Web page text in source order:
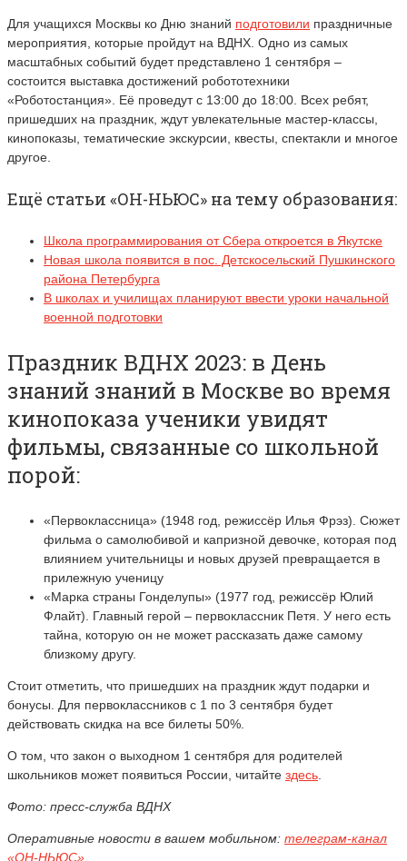
Для учащихся Москвы ко Дню знаний подготовили праздничные
мероприятия, которые пройдут на ВДНХ. Одно из самых
масштабных событий будет представлено 1 сентября –
состоится выставка достижений робототехники
«Роботостанция». Её проведут с 13:00 до 18:00. Всех ребят,
пришедших на праздник, ждут увлекательные мастер-классы,
кинопоказы, тематические экскурсии, квесты, спектакли и многое
другое.
Ещё статьи «ОН-НЬЮС» на тему образования:
Школа программирования от Сбера откроется в Якутске
Новая школа появится в пос. Детскосельский Пушкинского
района Петербурга
В школах и училищах планируют ввести уроки начальной
военной подготовки
Праздник ВДНХ 2023: в День
знаний знаний в Москве во время
кинопоказа ученики увидят
фильмы, связанные со школьной
порой:
«Первоклассница» (1948 год, режиссёр Илья Фрэз). Сюжет
фильма о самолюбивой и капризной девочке, которая под
влиянием учительницы и новых друзей превращается в
прилежную ученицу
«Марка страны Гонделупы» (1977 год, режиссёр Юлий
Флайт). Главный герой – первоклассник Петя. У него есть
тайна, которую он не может рассказать даже самому
близкому другу.
Стоит отметить, что пришедших на праздник ждут подарки и
бонусы. Для первоклассников с 1 по 3 сентября будет
действовать скидка на все билеты 50%.
О том, что закон о выходном 1 сентября для родителей
школьников может появиться России, читайте здесь
Фото: пресс-служба ВДНХ
Оперативные новости в вашем мобильном: телеграм-канал
«ОН-НЬЮС»